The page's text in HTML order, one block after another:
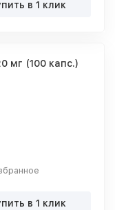
в 1 клик
мг (100 капс.)
в 1 клик